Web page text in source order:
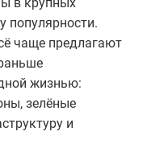
популярности.
чаще предлагают
жизнью:
зелёные
и